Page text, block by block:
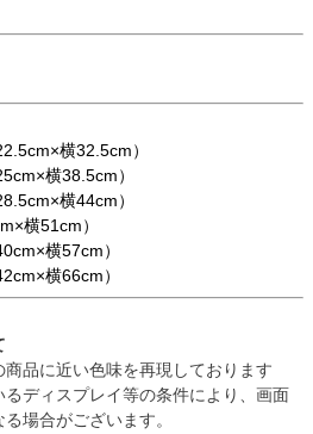
横32.5cm）
横38.5cm）
横44cm）
横51cm）
横57cm）
横66cm）
品に近い色味を再現しております
ディスプレイ等の条件により、画面
場合がございます。